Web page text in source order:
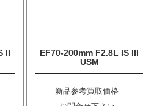
II
EF70-200mm F2.8L IS III
USM
新品参考買取価格